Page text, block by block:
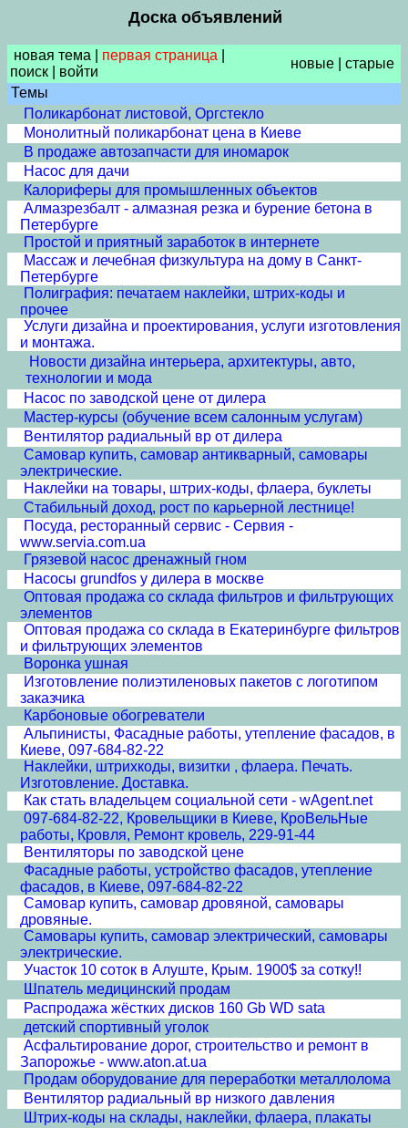
Доска объявлений
новая тема первая страница
поиск
войти
новые
старые
Темы
Поликарбонат листовой, Оргстекло
Монолитный поликарбонат цена в Киеве
В продаже автозапчасти для иномарок
Насос для дачи
Калориферы для промышленных объектов
Алмазрезбалт - алмазная резка и бурение бетона в
Петербурге
Простой и приятный заработок в интернете
Массаж и лечебная физкультура на дому в Санкт-
Петербурге
Полиграфия: печатаем наклейки, штрих-коды и
прочее
Услуги дизайна и проектирования, услуги изготовления
и монтажа.
Новости дизайна интерьера, архитектуры, авто,
технологии и мода
Насос по заводской цене от дилера
Мастер-курсы (обучение всем салонным услугам)
Вентилятор радиальный вр от дилера
Самовар купить, самовар антикварный, самовары
электрические.
Наклейки на товары, штрих-коды, флаера, буклеты
Стабильный доход, рост по карьерной лестнице!
Посуда, ресторанный сервис - Сервия -
www.servia.com.ua
Грязевой насос дренажный гном
Насосы grundfos у дилера в москве
Оптовая продажа со склада фильтров и фильтрующих
элементов
Оптовая продажа со склада в Екатеринбурге фильтров
и фильтрующих элементов
Воронка ушная
Изготовление полиэтиленовых пакетов с логотипом
заказчика
Карбоновые обогреватели
Альпинисты, Фасадные работы, утепление фасадов, в
Киеве, 097-684-82-22
Наклейки, штрихкоды, визитки , флаера. Печать.
Изготовление. Доставка.
Как стать владельцем социальной сети - wAgent.net
097-684-82-22, Кровельщики в Киеве, КроВельНые
работы, Кровля, Ремонт кровель, 229-91-44
Вентиляторы по заводской цене
Фасадные работы, устройство фасадов, утепление
фасадов, в Киеве, 097-684-82-22
Самовар купить, самовар дровяной, самовары
дровяные.
Самовары купить, самовар электрический, самовары
электрические.
Участок 10 соток в Алуште, Крым. 1900$ за сотку!!
Шпатель медицинский продам
Распродажа жёстких дисков 160 Gb WD sata
детский спортивный уголок
Асфальтирование дорог, строительство и ремонт в
Запорожье - www.aton.at.ua
Продам оборудование для переработки металлолома
Вентилятор радиальный вр низкого давления
Штрих-коды на склады, наклейки, флаера, плакаты